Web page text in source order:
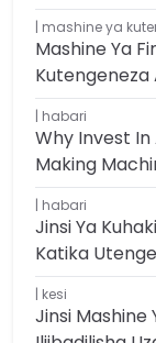
mashine ya
Mashine Ya
habari
Why Invest
Making
habari
Jinsi Ya
Katika
kesi
Jinsi Mashine